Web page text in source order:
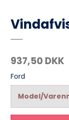
937,50 DKK
Ford
Model/